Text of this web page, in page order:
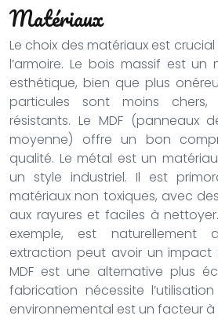
Matériaux
Le choix des matériaux est
l’armoire. Le bois massif est
esthétique, bien que plus
particules sont moins chers,
résistants. Le MDF (panneaux
moyenne) offre un bon
qualité. Le métal est un
un style industriel. Il est
matériaux non toxiques, avec
aux rayures et faciles à
exemple, est naturellement
extraction peut avoir un impact
MDF est une alternative plus
fabrication nécessite
environnemental est un facteur